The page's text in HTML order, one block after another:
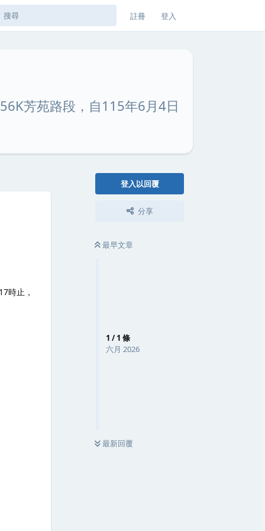
註冊 登入
芳苑路段，自115年6月4日
登入以回覆
分享
最早文章
1 /1 條
六月 2026
最新回覆
時止，